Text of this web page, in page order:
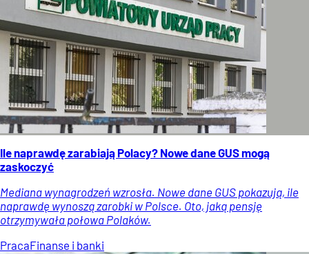
Ile naprawdę zarabiają Polacy? Nowe dane GUS mogą
zaskoczyć
Mediana wynagrodzeń wzrosła. Nowe dane GUS pokazują, ile
naprawdę wynoszą zarobki w Polsce. Oto, jaką pensję
otrzymywała połowa Polaków.
PracaFinanse i banki